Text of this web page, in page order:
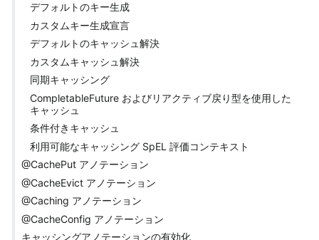
デフォルトのキー生成
カスタムキー生成宣言
デフォルトのキャッシュ解決
カスタムキャッシュ解決
同期キャッシング
CompletableFuture およびリアクティブ戻り型を使用した
キャッシュ
条件付きキャッシュ
利用可能なキャッシング SpEL 評価コンテキスト
@CachePut アノテーション
@CacheEvict アノテーション
@Caching アノテーション
@CacheConfig アノテーション
キャッシングアノテーションの有効化